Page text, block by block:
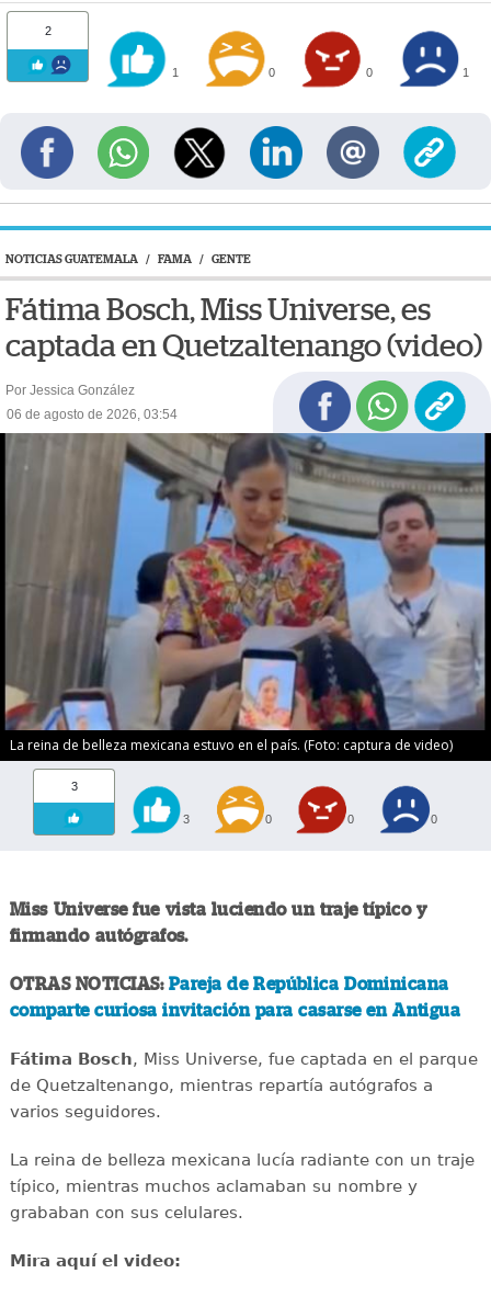
2
1 0 0 1
NOTICIAS GUATEMALA / FAMA / GENTE
Fátima Bosch, Miss Universe, es
captada en Quetzaltenango (video)
Por Jessica González
06 de agosto de 2026, 03:54
La reina de belleza mexicana estuvo en el país. (Foto: captura de video)
3
3 0 0 0
Miss Universe fue vista luciendo un traje típico y
firmando autógrafos.
OTRAS NOTICIAS: Pareja de República Dominicana
comparte curiosa invitación para casarse en Antigua
Fátima Bosch, Miss Universe, fue captada en el parque
de Quetzaltenango, mientras repartía autógrafos a
varios seguidores.
La reina de belleza mexicana lucía radiante con un traje
típico, mientras muchos aclamaban su nombre y
grababan con sus celulares.
Mira aquí el video: